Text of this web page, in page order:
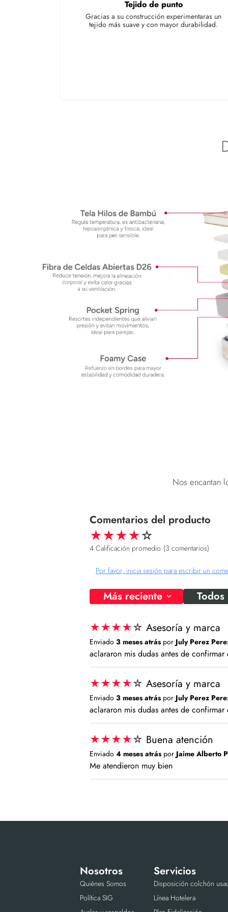
Tejido de punto
Gracias a su construcción experimentaras un
tejido más suave y con mayor durabilidad.
Nos encantan
★★★★☆
4 Calificación promedio (3 comentarios)
Por favor, inicia sesión para escribir un
Más reciente Todos
★★★★☆ Asesoría y marca
Enviado 3 meses atrás por July Perez
aclararon mis dudas antes de
★★★★☆ Asesoría y marca
Enviado 3 meses atrás por July Perez
aclararon mis dudas antes de
★★★★☆ Buena atención
Enviado 4 meses atrás por Jaime Alberto
Me atendieron muy bien
Nosotros
Quiénes Somos
Política SIG
Servicios
Disposición colchón
Línea Hotelera